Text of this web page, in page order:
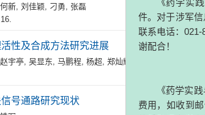
《药学实践与
件。对于涉军信息类
联系电话：021-
谢配合！
《药学实践与服
新, 刘佳颖, 刁勇, 张磊
性及合成方法研究进展
赵宇亭, 吴显东, 马鹏程, 杨超, 郑灿辉
号通路研究现状